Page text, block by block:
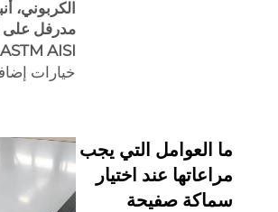
الكربوني،
مدرفل على
ASTM AISI
خيارات
ما العوامل التي يجب
مراعاتها عند اختيار
سماكة صفيحة